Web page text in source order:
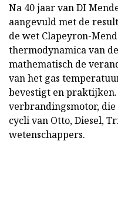
Na 40 jaar van DI
aangevuld met de
de wet Clapeyron-
thermodynamica van
mathematisch de
van het gas
bevestigt en
verbrandingsmotor,
cycli van Otto, Diesel,
wetenschappers.